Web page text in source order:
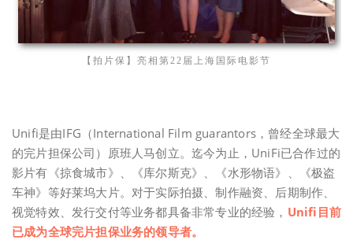
【拍片保】亮相第22届上海国际电影节
Unifi是由IFG（International Film guarantors，曾经全球最大
的完片担保公司）原班人马创立。迄今为止，UniFi已合作过的
影片有《掠食城市》、《库尔斯克》、《水形物语》、《极盗
车神》等好莱坞大片。对于实际拍摄、制作融资、后期制作、
视觉特效、发行交付等业务都具备非常专业的经验， Unifi目前
已成为全球完片担保业务的领导者。